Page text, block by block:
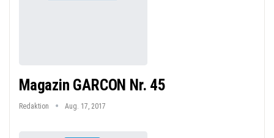
Magazin GARCON Nr. 45
Redaktion Aug. 17, 2017